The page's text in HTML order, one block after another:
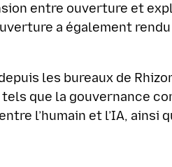
entre ouverture et
a également
les bureaux de
que la gouvernance
l’humain et l’IA,